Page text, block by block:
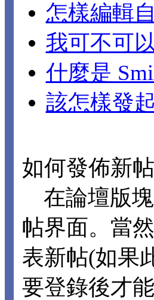
怎樣編輯
我可不可
什麼是
該怎樣發
如何發佈新
在論壇版塊
帖界面。當
表新帖(如果
要登錄後才能